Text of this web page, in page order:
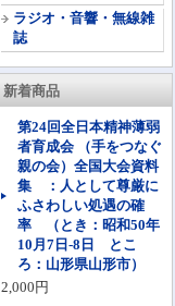
ラジオ・音響・無線雑
誌
新着商品
第24回全日本精神薄弱
者育成会 （手をつなぐ
親の会）全国大会資料
集 ：人として尊厳に
ふさわしい処遇の確
率 （とき：昭和50年
10月7日-8日 とこ
ろ：山形県山形市）
2,000円